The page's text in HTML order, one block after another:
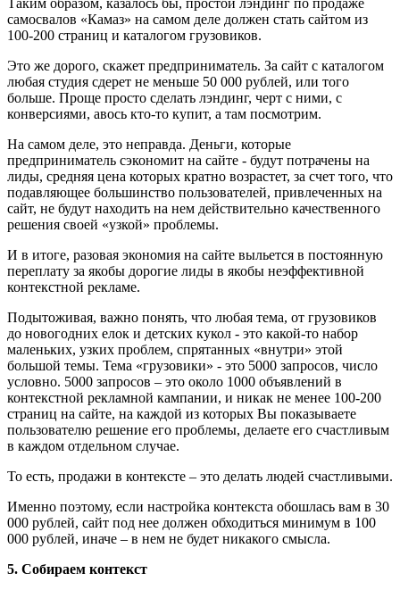
самосвалов «Камаз» на самом деле должен стать сайтом из
100-200 страниц и каталогом грузовиков.
Это же дорого, скажет предприниматель. За сайт с каталогом
любая студия сдерет не меньше 50 000 рублей, или того
больше. Проще просто сделать лэндинг, черт с ними, с
конверсиями, авось кто-то купит, а там посмотрим.
На самом деле, это неправда. Деньги, которые
предприниматель сэкономит на сайте - будут потрачены на
лиды, средняя цена которых кратно возрастет, за счет того, что
подавляющее большинство пользователей, привлеченных на
сайт, не будут находить на нем действительно качественного
решения своей «узкой» проблемы.
И в итоге, разовая экономия на сайте выльется в постоянную
переплату за якобы дорогие лиды в якобы неэффективной
контекстной рекламе.
Подытоживая, важно понять, что любая тема, от грузовиков
до новогодних елок и детских кукол - это какой-то набор
маленьких, узких проблем, спрятанных «внутри» этой
большой темы. Тема «грузовики» - это 5000 запросов, число
условно. 5000 запросов – это около 1000 объявлений в
контекстной рекламной кампании, и никак не менее 100-200
страниц на сайте, на каждой из которых Вы показываете
пользователю решение его проблемы, делаете его счастливым
в каждом отдельном случае.
То есть, продажи в контексте – это делать людей счастливыми.
Именно поэтому, если настройка контекста обошлась вам в 30
000 рублей, сайт под нее должен обходиться минимум в 100
000 рублей, иначе – в нем не будет никакого смысла.
5. Собираем контекст